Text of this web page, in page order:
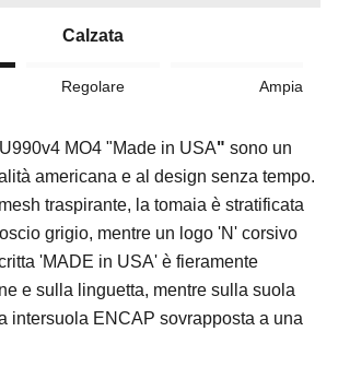
Calzata
Regolare Ampia
MO4 "Made in USA" sono un
americana e al design senza tempo.
traspirante, la tomaia è stratificata
grigio, mentre un logo 'N' corsivo
'MADE in USA' è fieramente
e sulla linguetta, mentre sulla suola
intersuola ENCAP sovrapposta a una